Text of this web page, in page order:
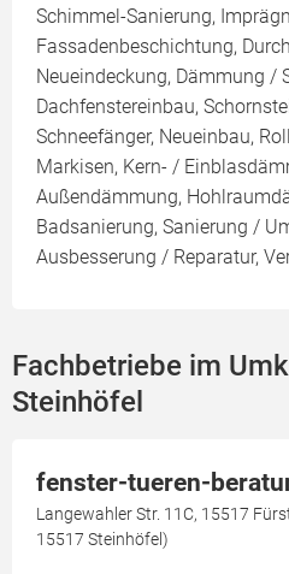
Schimmel-Sanierung,
Fassadenbeschichtung,
Neueindeckung, Dämmung /
Dachfenstereinbau,
Schneefänger, Neueinbau,
Markisen, Kern- /
Außendämmung,
Badsanierung, Sanierung /
Ausbesserung / Reparatur,
Fachbetriebe im
Steinhöfel
fenster-tueren-
Langewahler Str. 11C, 15517
15517 Steinhöfel)